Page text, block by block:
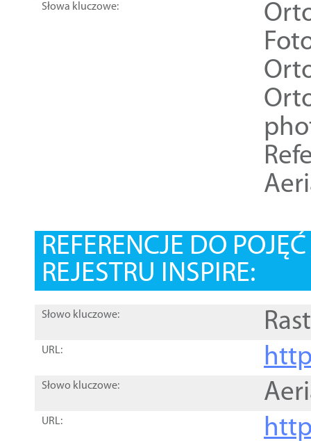
Słowa kluczowe:
REFERENCJE DO
REJESTRU INSPIRE:
Słowo kluczowe:
URL:
Słowo kluczowe:
URL: